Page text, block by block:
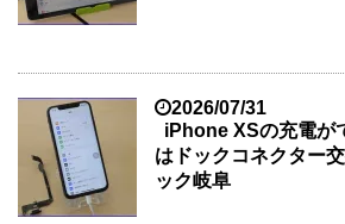
2026/07/31
iPhone XSの充電が
はドックコネクター
ック岐阜